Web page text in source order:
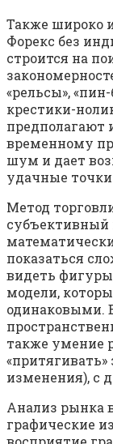
Также широко
Форекс без
строится на
«рельсы»,
крестики-
предполагают
временному
шум и дает
удачные
Метод
показаться
видеть
модели,
одинаковыми.
также умение
изменения), с
Анализ рынка
графические